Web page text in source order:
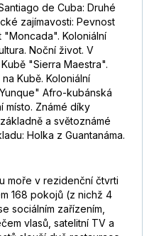
de Cuba: Druhé
zajímavosti: Pevnost
"Moncada". Koloniální
Noční život. V
"Sierra Maestra".
Kubě. Koloniální
Afro-kubánská
místo. Známé díky
a světoznámé
Holka z Guantanáma.
moře v rezidenční čtvrti
168 pokojů (z nichž 4
sociálním zařízením,
vlasů, satelitní TV a